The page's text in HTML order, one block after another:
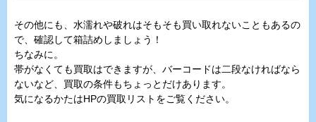
その他にも、水濡れや破れはそもそも買い取れないこともあるの
で、確認して箱詰めしましょう！
ちなみに。
帯がなくても買取はできますが、バーコードは二段なければなら
ないなど、買取の条件もちょっとだけあります。
気になるかたはHPの買取リストをご覧ください。